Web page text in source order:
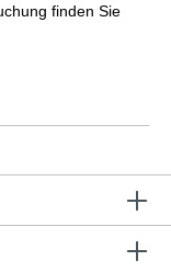
finden Sie